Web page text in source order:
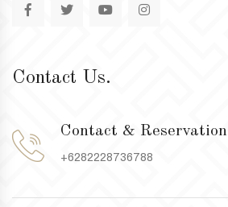
Contact Us.
Contact & Reservation
+6282228736788